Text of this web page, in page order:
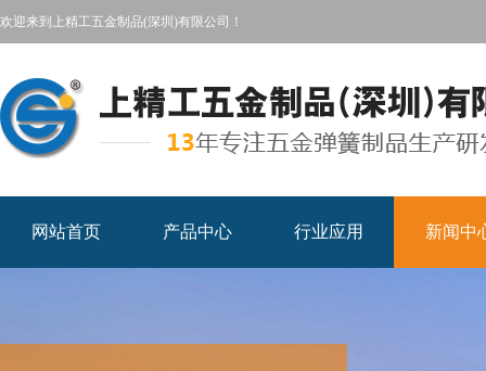
欢迎来到上精工五金制品(深圳)有限公司！
网站首页 产品中心 行业应用 新闻中